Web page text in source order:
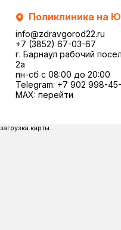
Поликлиника на
info@zdravgorod22.ru
+7 (3852) 67-03-67
г. Барнаул рабочий
2a
пн-сб с 08:00 до 20:00
Telegram: +7 902 998-
MAX: перейти
загрузка карты...